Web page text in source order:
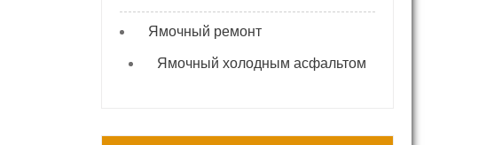
Ямочный ремонт
Ямочный холодным асфальтом